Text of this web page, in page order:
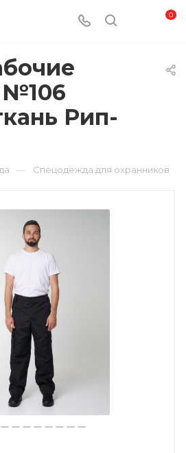
0
Рип-
— Спецодежда для охранников